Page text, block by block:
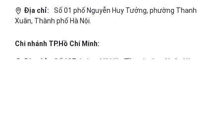
Địa chỉ:
Số 01 phố Nguyễn Huy Tưởng, phường Thanh
Xuân, Thành phố Hà Nội.
Chi nhánh TP.Hồ Chí Minh:
Địa chỉ:
Số 127 đường Võ Văn Tần, phường Xuân Hòa,